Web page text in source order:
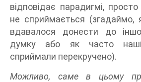
відповідає парадигмі, просто
не сприймається
вдавалося донести до
думку або як часто
сприймали перекручено).
Можливо, саме в цьому